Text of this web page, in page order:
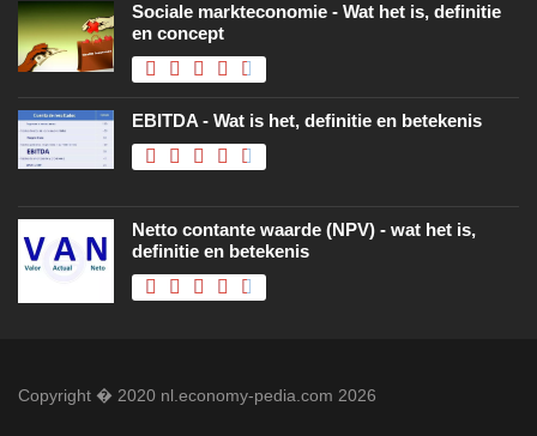
Sociale markteconomie - Wat het is, definitie
en concept
EBITDA - Wat is het, definitie en betekenis
Netto contante waarde (NPV) - wat het is,
definitie en betekenis
Copyright � 2020 nl.economy-pedia.com 2026